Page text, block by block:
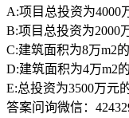
A:项目总投资为4000
B:项目总投资为2000
C:建筑面积为8万m2
D:建筑面积为4万m2
E:总投资为3500万元
答案问询微信：